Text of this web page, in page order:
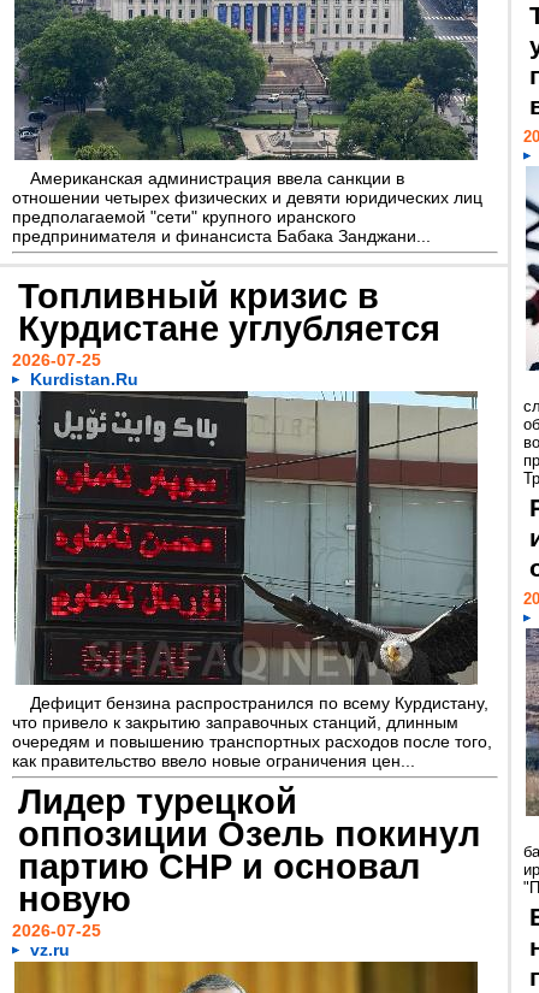
Американская администрация ввела санкции в
отношении четырех физических и девяти юридических лиц
предполагаемой "сети" крупного иранского
предпринимателя и финансиста Бабака Занджани...
Топливный кризис в
Курдистане углубляется
2026-07-25
Kurdistan.Ru
Дефицит бензина распространился по всему Курдистану,
что привело к закрытию заправочных станций, длинным
очередям и повышению транспортных расходов после того,
как правительство ввело новые ограничения цен...
Лидер турецкой
оппозиции Озель покинул
партию СНР и основал
новую
2026-07-25
vz.ru